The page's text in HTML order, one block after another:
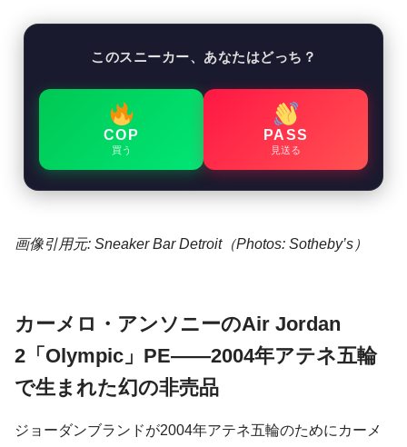
このスニーカー、あなたはどっち？
COP
買う
PASS
見送る
画像引用元: Sneaker Bar Detroit（Photos: Sotheby’s）
カーメロ・アンソニーのAir Jordan
2「Olympic」PE——2004年アテネ五輪
で生まれた幻の非売品
ジョーダンブランドが2004年アテネ五輪のためにカーメ